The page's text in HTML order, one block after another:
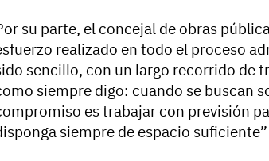
su parte, el concejal de obras
realizado en todo el proceso
sencillo, con un largo recorrido de
siempre digo: cuando se buscan
es trabajar con previsión
siempre de espacio suficiente”